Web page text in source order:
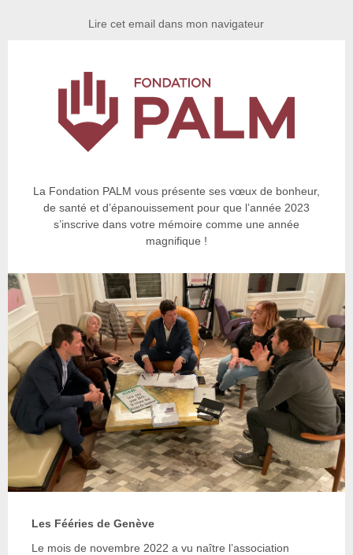
Lire cet email dans mon navigateur
La Fondation PALM vous présente ses vœux de bonheur,
de santé et d’épanouissement pour que l’année 2023
s’inscrive dans votre mémoire comme une année
magnifique !
Les Fééries de Genève
Le mois de novembre 2022 a vu naître l’association